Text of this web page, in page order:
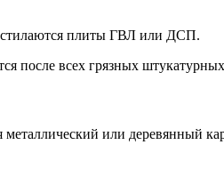
плиты ГВЛ или ДСП.
после всех грязных
или деревянный